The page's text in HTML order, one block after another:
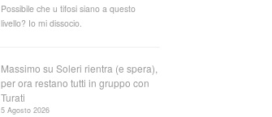
Possibile che u tifosi siano a questo
livello? Io mi dissocio.
Massimo suSoleri rientra (e spera),
per ora restano tutti in gruppo con
Turati
5 Agosto 2026